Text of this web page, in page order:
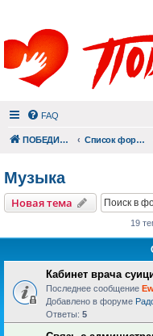
FAQ
ПОБЕДИШЬ.РУ Список форумов
Музыка
Новая тема
19
Кабинет врача
Последнее сообщение
Добавлено в форуме
Ответы: 5